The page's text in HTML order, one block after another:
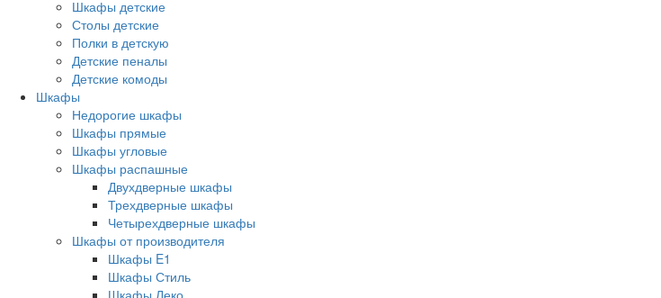
Шкафы детские
Столы детские
Полки в детскую
Детские пеналы
Детские комоды
Шкафы
Недорогие шкафы
Шкафы прямые
Шкафы угловые
Шкафы распашные
Двухдверные шкафы
Трехдверные шкафы
Четырехдверные шкафы
Шкафы от производителя
Шкафы E1
Шкафы Стиль
Шкафы Леко